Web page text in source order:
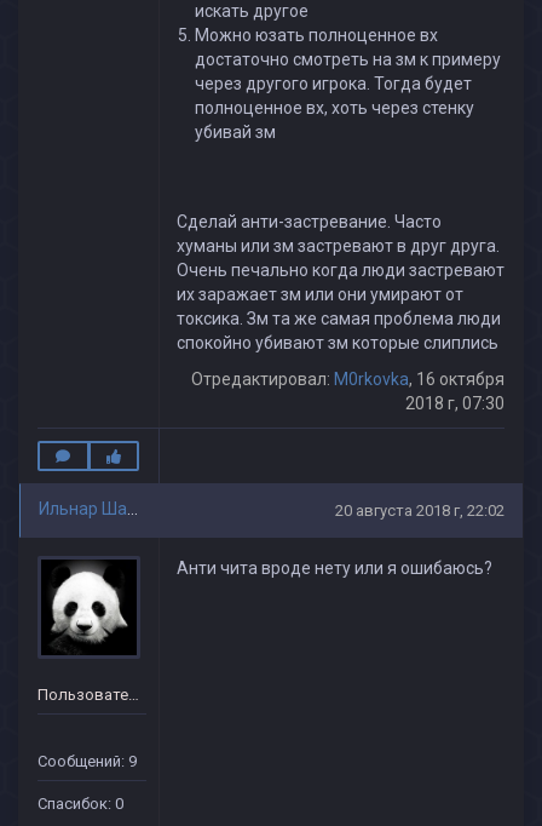
искать другое
Можно юзать полноценное вх
достаточно смотреть на зм к примеру
через другого игрока. Тогда будет
полноценное вх, хоть через стенку
убивай зм
Сделай анти-застревание. Часто
хуманы или зм застревают в друг друга.
Очень печально когда люди застревают
их заражает зм или они умирают от
токсика. Зм та же самая проблема люди
спокойно убивают зм которые слиплись
Отредактировал: M0rkovka, 16 октября
2018 г, 07:30
20 августа 2018 г, 22:02
Пользователь
Сообщений: 9
Спасибок: 0
Анти чита вроде нету или я ошибаюсь?